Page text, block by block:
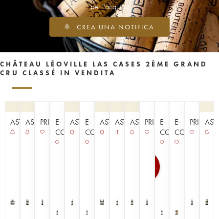
per l'acquisto
CREA UNA NOTIFICA
CHÂTEAU LÉOVILLE LAS CASES 2ÈME GRAND
CRU CLASSÉ IN VENDITA
ASTAASTAPRIMEURS
E-
COMMERCE
ASTAE-
COMMERCE
ASTAASTA
1
ASTAPRIMEURS
E-
COMMERCE
E-
COMMERCE